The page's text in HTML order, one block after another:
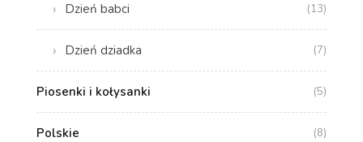
Dzień babci (13)
Dzień dziadka (7)
Piosenki i kołysanki (5)
Polskie (8)